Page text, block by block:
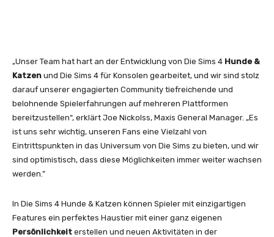
„Unser Team hat hart an der Entwicklung von Die Sims 4 Hunde &
Katzen und Die Sims 4 für Konsolen gearbeitet, und wir sind stolz
darauf unserer engagierten Community tiefreichende und
belohnende Spielerfahrungen auf mehreren Plattformen
bereitzustellen“, erklärt Joe Nickolss, Maxis General Manager. „Es
ist uns sehr wichtig, unseren Fans eine Vielzahl von
Eintrittspunkten in das Universum von Die Sims zu bieten, und wir
sind optimistisch, dass diese Möglichkeiten immer weiter wachsen
werden.”
In Die Sims 4 Hunde & Katzen können Spieler mit einzigartigen
Features ein perfektes Haustier mit einer ganz eigenen
Persönlichkeit erstellen und neuen Aktivitäten in der